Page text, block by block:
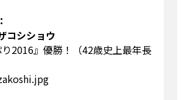
コシショウ
り2016』優勝！（42歳史上最年長